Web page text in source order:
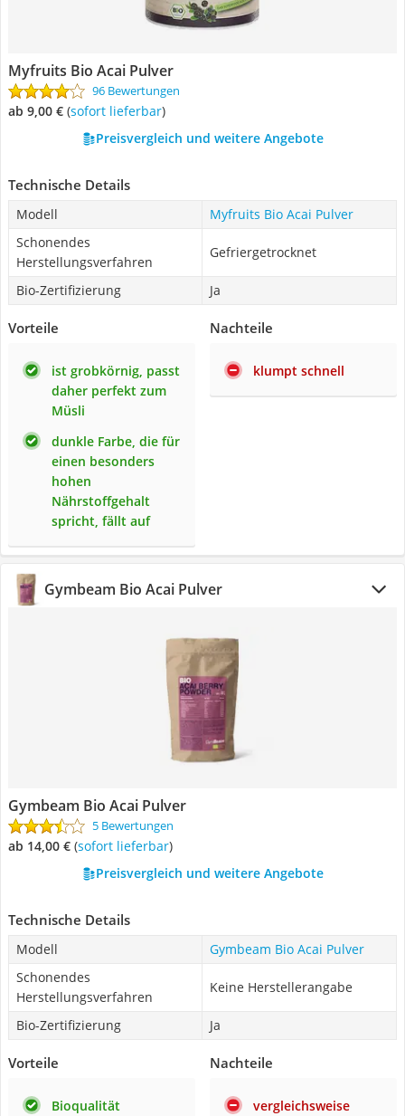
Myfruits Bio Acai Pulver
96 Bewertungen
ab 9,00 € ( Sofort lieferbar)
Preisvergleich und weitere Angebote
Technische Details
Modell
Myfruits Bio Acai Pulver
Schonendes
Herstellungsverfahren
Gefriergetrocknet
Bio-Zertifizierung Ja
Vorteile
ist grobkörnig, passt
daher perfekt zum
Müsli
dunkle Farbe, die für
einen besonders
hohen
Nährstoffgehalt
spricht, fällt auf
Nachteile
klumpt schnell
Gymbeam Bio Acai Pulver
Gymbeam Bio Acai Pulver
5 Bewertungen
ab 14,00 € ( Sofort lieferbar)
Preisvergleich und weitere Angebote
Technische Details
Modell
Gymbeam Bio Acai Pulver
Schonendes
Herstellungsverfahren
Keine Herstellerangabe
Bio-Zertifizierung Ja
Vorteile
Bioqualität
Nachteile
vergleichsweise